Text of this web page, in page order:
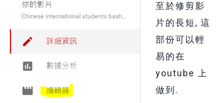
至於修剪影
片的長短, 這
部份可以輕
易的在
youtube 上
做到.